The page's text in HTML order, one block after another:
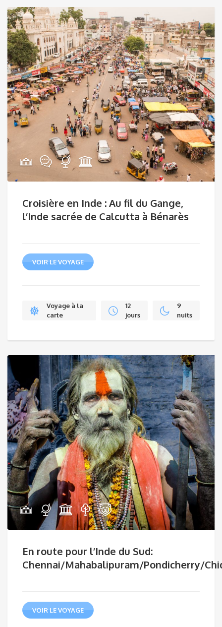
Croisière en Inde : Au fil du Gange,
l’Inde sacrée de Calcutta à Bénarès
VOIR LE VOYAGE
Voyage à la
carte
12
jours
9
nuits
En route pour l’Inde du Sud:
Chennai/Mahabalipuram/Pondicherry/
VOIR LE VOYAGE